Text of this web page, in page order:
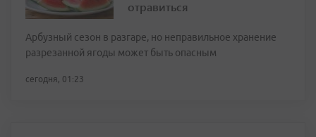
отравиться
Арбузный сезон в разгаре, но неправильное хранение
разрезанной ягоды может быть опасным
сегодня, 01:23